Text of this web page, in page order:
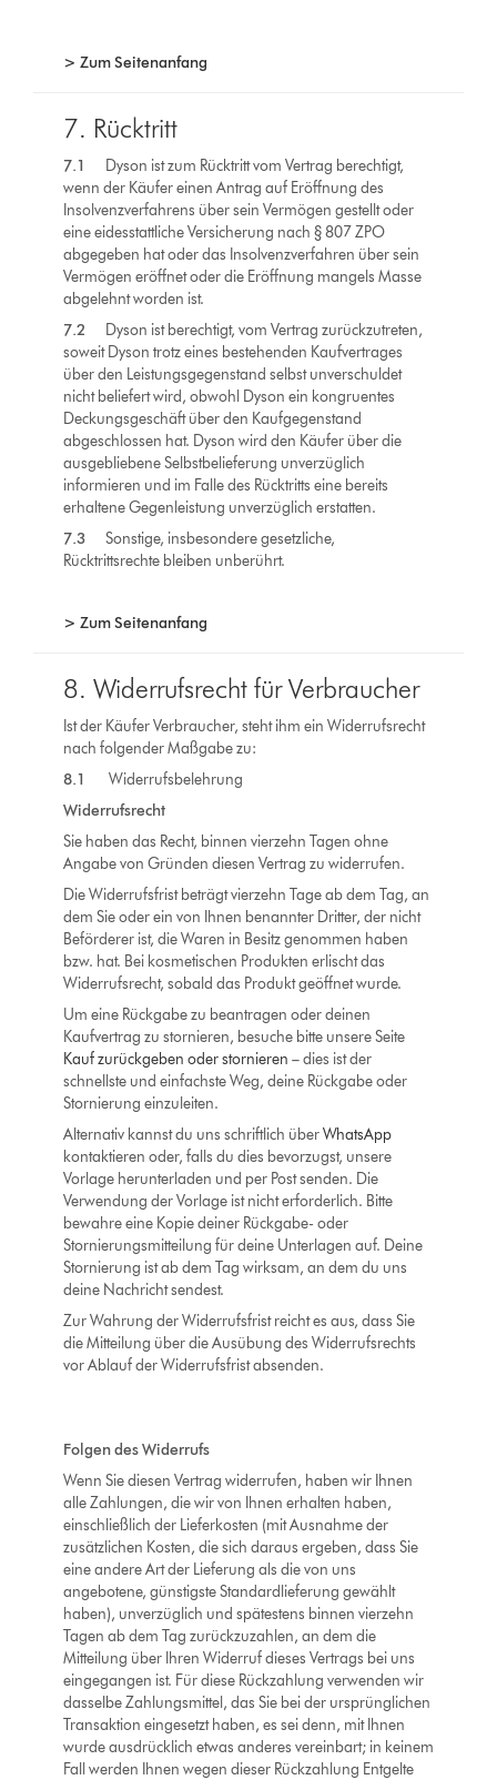
> Zum Seitenanfang
7. Rücktritt
7.1
Dyson ist zum Rücktritt vom Vertrag berechtigt,
wenn der Käufer einen Antrag auf Eröffnung des
Insolvenzverfahrens über sein Vermögen gestellt oder
eine eidesstattliche Versicherung nach § 807 ZPO
abgegeben hat oder das Insolvenzverfahren über sein
Vermögen eröffnet oder die Eröffnung mangels Masse
abgelehnt worden ist.
7.2
Dyson ist berechtigt, vom Vertrag zurückzutreten,
soweit Dyson trotz eines bestehenden Kaufvertrages
über den Leistungsgegenstand selbst unverschuldet
nicht beliefert wird, obwohl Dyson ein kongruentes
Deckungsgeschäft über den Kaufgegenstand
abgeschlossen hat. Dyson wird den Käufer über die
ausgebliebene Selbstbelieferung unverzüglich
informieren und im Falle des Rücktritts eine bereits
erhaltene Gegenleistung unverzüglich erstatten.
7.3
Sonstige, insbesondere gesetzliche,
Rücktrittsrechte bleiben unberührt.
> Zum Seitenanfang
8. Widerrufsrecht für Verbraucher
Ist der Käufer Verbraucher, steht ihm ein Widerrufsrecht
nach folgender Maßgabe zu:
8.1
Widerrufsbelehrung
Widerrufsrecht
Sie haben das Recht, binnen vierzehn Tagen ohne
Angabe von Gründen diesen Vertrag zu widerrufen.
Die Widerrufsfrist beträgt vierzehn Tage ab dem Tag, an
dem Sie oder ein von Ihnen benannter Dritter, der nicht
Beförderer ist, die Waren in Besitz genommen haben
bzw. hat. Bei kosmetischen Produkten erlischt das
Widerrufsrecht, sobald das Produkt geöffnet wurde.
Um eine Rückgabe zu beantragen oder deinen
Kaufvertrag zu stornieren, besuche bitte unsere Seite
Kauf zurückgeben oder stornieren – dies ist der
schnellste und einfachste Weg, deine Rückgabe oder
Stornierung einzuleiten.
Alternativ kannst du uns schriftlich überWhatsApp
kontaktieren oder, falls du dies bevorzugst, unsere
Vorlage herunterladen und per Post senden. Die
Verwendung der Vorlage ist nicht erforderlich. Bitte
bewahre eine Kopie deiner Rückgabe- oder
Stornierungsmitteilung für deine Unterlagen auf. Deine
Stornierung ist ab dem Tag wirksam, an dem du uns
deine Nachricht sendest.
Zur Wahrung der Widerrufsfrist reicht es aus, dass Sie
die Mitteilung über die Ausübung des Widerrufsrechts
vor Ablauf der Widerrufsfrist absenden.
Folgen des Widerrufs
Wenn Sie diesen Vertrag widerrufen, haben wir Ihnen
alle Zahlungen, die wir von Ihnen erhalten haben,
einschließlich der Lieferkosten (mit Ausnahme der
zusätzlichen Kosten, die sich daraus ergeben, dass Sie
eine andere Art der Lieferung als die von uns
angebotene, günstigste Standardlieferung gewählt
haben), unverzüglich und spätestens binnen vierzehn
Tagen ab dem Tag zurückzuzahlen, an dem die
Mitteilung über Ihren Widerruf dieses Vertrags bei uns
eingegangen ist. Für diese Rückzahlung verwenden wir
dasselbe Zahlungsmittel, das Sie bei der ursprünglichen
Transaktion eingesetzt haben, es sei denn, mit Ihnen
wurde ausdrücklich etwas anderes vereinbart; in keinem
Fall werden Ihnen wegen dieser Rückzahlung Entgelte